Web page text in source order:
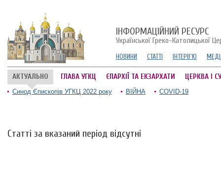
ІНФОРМАЦІЙНИЙ РЕСУРС
Української Греко-Католицької
НОВИНИ СТАТТІ ІНТЕРВ'Ю
АКТУАЛЬНО ГЛАВА УГКЦ ЄПАРХІЇ ТА ЕКЗАРХАТИ ЦЕРКВА І
Синод Єпископів УГКЦ 2022 року ВІЙНА COVID-19
Статті за вказаний період відсутні